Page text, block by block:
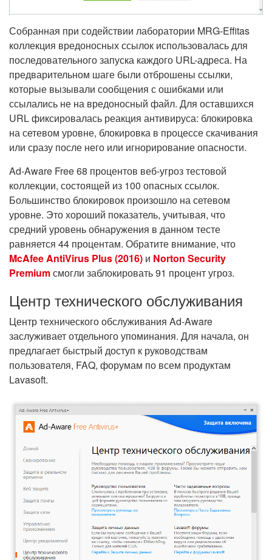
Собранная при содействии лаборатории MRG-Effitas
коллекция вредоносных ссылок использовалась для
последовательного запуска каждого URL-адреса. На
предварительном шаге были отброшены ссылки,
которые вызывали сообщения с ошибками или
ссылались не на вредоносный файл. Для оставшихся
URL фиксировалась реакция антивируса: блокировка
на сетевом уровне, блокировка в процессе скачивания
или сразу после него или игнорирование опасности.
Ad-Aware Free 68 процентов веб-угроз тестовой
коллекции, состоящей из 100 опасных ссылок.
Большинство блокировок произошло на сетевом
уровне. Это хороший показатель, учитывая, что
средний уровень обнаружения в данном тесте
равняется 44 процентам. Обратите внимание, что
McAfee AntiVirus Plus (2016) и Norton Security
Premiumсмогли заблокировать 91 процент угроз.
Центр технического обслуживания
Центр технического обслуживания Ad-Aware
заслуживает отдельного упоминания. Для начала, он
предлагает быстрый доступ к руководствам
пользователя, FAQ, форумам по всем продуктам
Lavasoft.